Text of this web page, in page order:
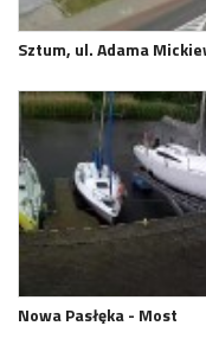
Sztum, ul. Adama
Nowa Pasłęka - Most